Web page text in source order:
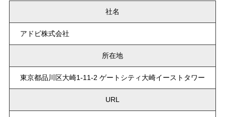
社名
アドビ株式会社
所在地
東京都品川区大崎1-11-2 ゲートシティ大崎イーストタワー
URL